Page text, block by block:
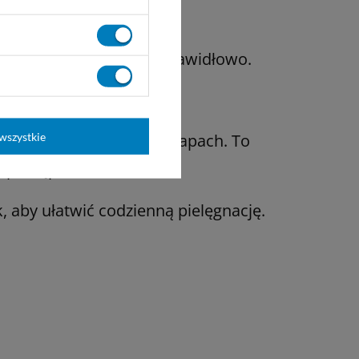
nie regenerują się prawidłowo.
lub nieprzyjemny zapach. To
ułatwić codzienną pielęgnację.